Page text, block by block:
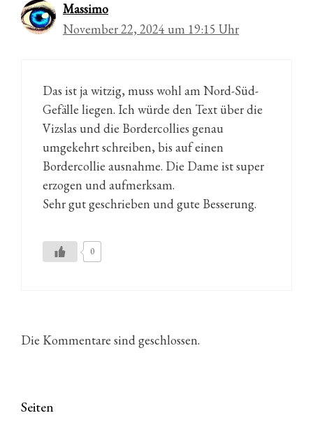
Massimo
November 22, 2024 um 19:15 Uhr
Das ist ja witzig, muss wohl am Nord-Süd-
Gefälle liegen. Ich würde den Text über die
Vizslas und die Bordercollies genau
umgekehrt schreiben, bis auf einen
Bordercollie ausnahme. Die Dame ist super
erzogen und aufmerksam.
Sehr gut geschrieben und gute Besserung.
0
Die Kommentare sind geschlossen.
Seiten